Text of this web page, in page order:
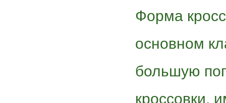
Форма
основном
большую
кроссовки,